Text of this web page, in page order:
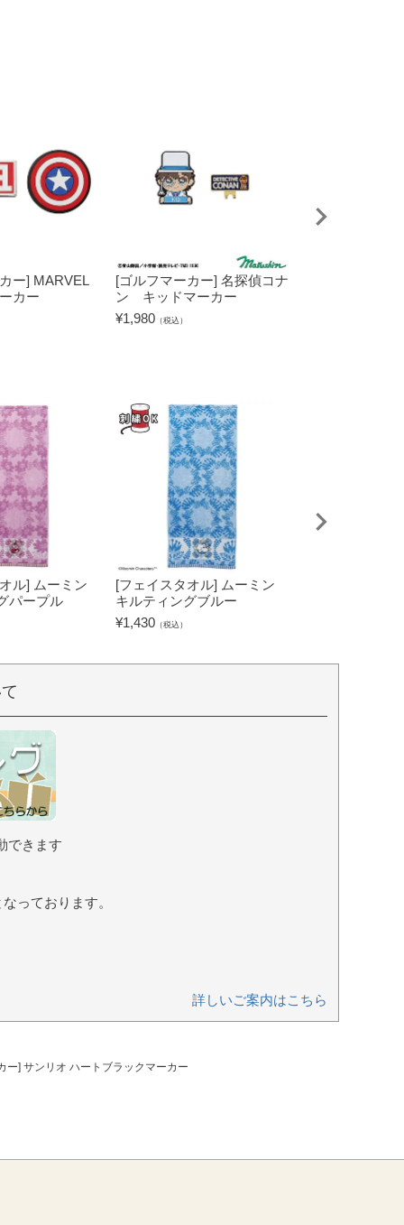
ー] MARVEL
カー
[ゴルフマーカー] 名探偵コナ
ン キッドマーカー
¥1,980 （税込）
ル] ムーミン
パープル
[フェイスタオル] ムーミン
キルティングブルー
¥1,430 （税込）
できます
っております。
詳しいご案内はこちら
ー] サンリオ ハートブラックマーカー